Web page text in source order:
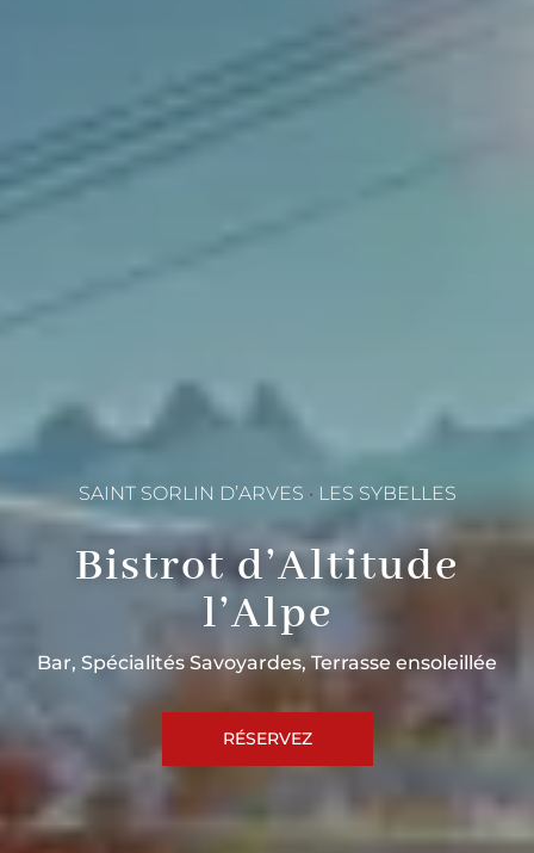
SAINT SORLIN D’ARVES •LES SYBELLES
Bistrot d’Altitude
l’Alpe
Bar, Spécialités Savoyardes, Terrasse ensoleillée
RÉSERVEZ